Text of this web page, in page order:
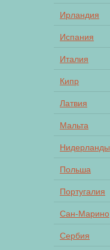
Ирландия
Испания
Италия
Кипр
Латвия
Мальта
Нидерланды
Польша
Португалия
Сан-Марино
Сербия